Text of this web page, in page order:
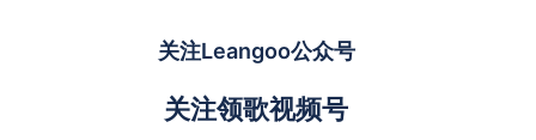
关注Leangoo公众号
关注领歌视频号